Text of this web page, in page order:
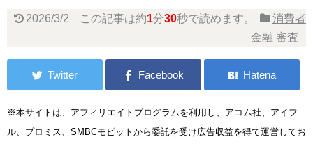
2026/3/2 この記事は約1分30秒で読めます。
消費者
金融 審査
※本サイトは、アフィリエイトプログラムを利用し、アコム社、アイフ
ル、プロミス、SMBCモビットから委託を受け広告収益を得て運営してお